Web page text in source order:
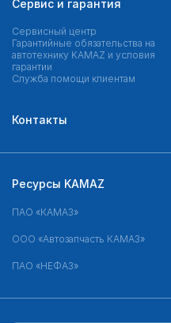
Сервис и гарантия
Сервисный центр
Гарантийные обязательства на
автотехнику KAMAZ и условия
гарантии
Служба помощи клиентам
Контакты
Ресурсы KAMAZ
ПАО «КАМАЗ»
ООО «Автозапчасть КАМАЗ»
ПАО «НЕФАЗ»